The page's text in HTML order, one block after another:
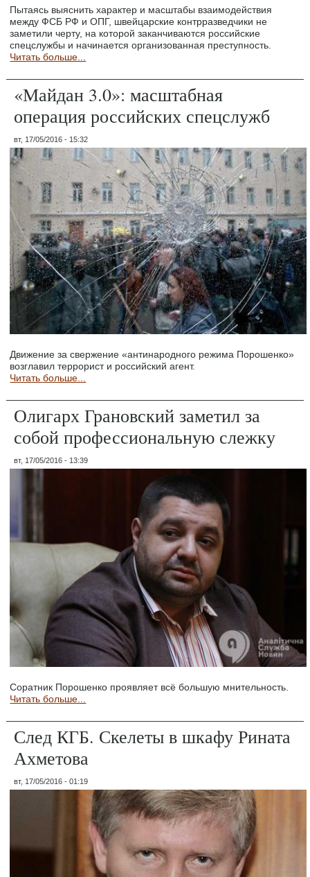
Пытаясь выяснить характер и масштабы взаимодействия
между ФСБ РФ и ОПГ, швейцарские контрразведчики не
заметили черту, на которой заканчиваются российские
спецслужбы и начинается организованная преступность.
Читать больше...
«Майдан 3.0»: масштабная
операция российских спецслужб
вт, 17/05/2016 - 15:32
Движение за свержение «антинародного режима Порошенко»
возглавил террорист и российский агент.
Читать больше...
Олигарх Грановский заметил за
собой профессиональную слежку
вт, 17/05/2016 - 13:39
Соратник Порошенко проявляет всё большую мнительность.
Читать больше...
След КГБ. Скелеты в шкафу Рината
Ахметова
вт, 17/05/2016 - 01:19